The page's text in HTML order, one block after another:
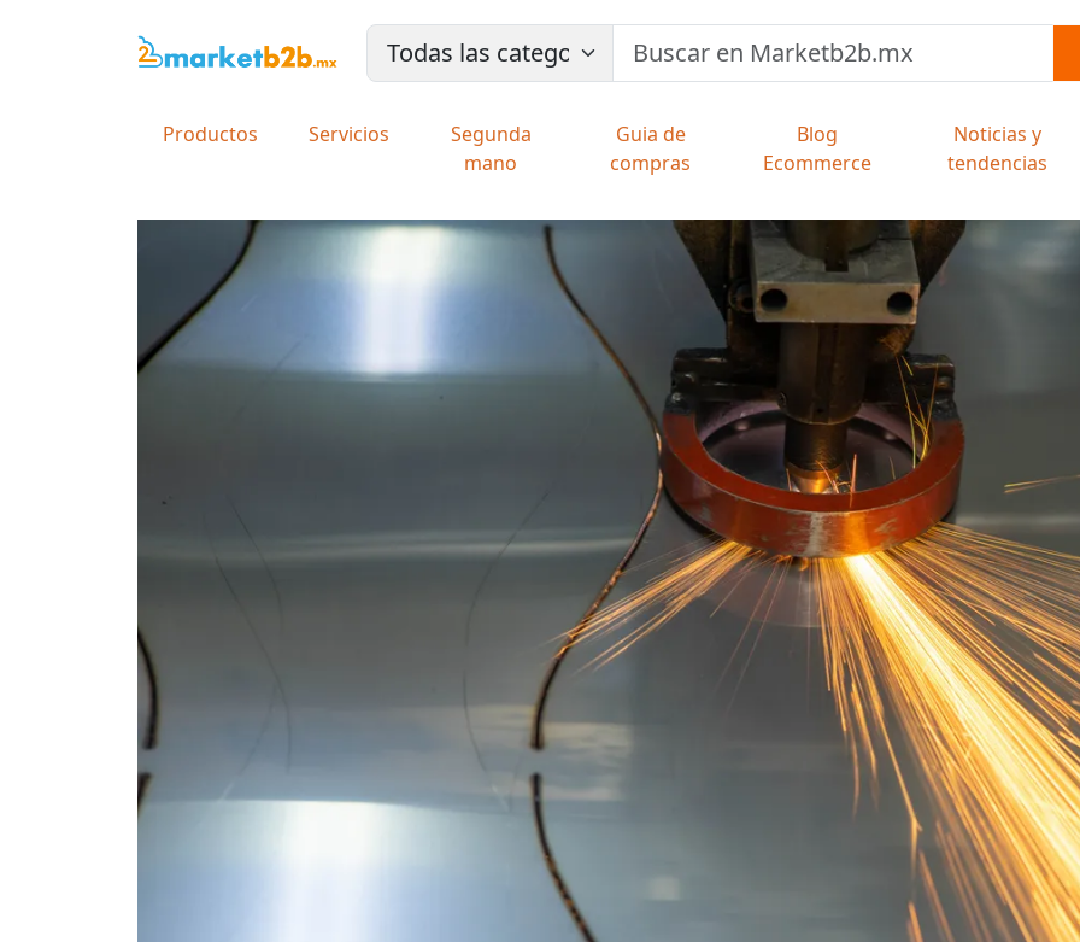
Productos Servicios
Segunda
mano
Guia de
compras
Blog
Ecommerce
Noticias y
tendencias